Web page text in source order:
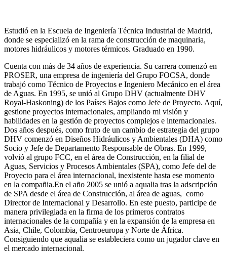
Estudió en la Escuela de Ingeniería Técnica Industrial de Madrid,
donde se especializó en la rama de construcción de maquinaria,
motores hidráulicos y motores térmicos. Graduado en 1990.
Cuenta con más de 34 años de experiencia. Su carrera comenzó en
PROSER, una empresa de ingeniería del Grupo FOCSA, donde
trabajó como Técnico de Proyectos e Ingeniero Mecánico en el área
de Aguas. En 1995, se unió al Grupo DHV (actualmente DHV
Royal-Haskoning) de los Países Bajos como Jefe de Proyecto. Aquí,
gestione proyectos internacionales, ampliando mi visión y
habilidades en la gestión de proyectos complejos e internacionales.
Dos años después, como fruto de un cambio de estrategia del grupo
DHV comenzó en Diseños Hidráulicos y Ambientales (DHA) como
Socio y Jefe de Departamento Responsable de Obras. En 1999,
volvió al grupo FCC, en el área de Construcción, en la filial de
Aguas, Servicios y Procesos Ambientales (SPA), como Jefe del de
Proyecto para el área internacional, inexistente hasta ese momento
en la compañia.En el año 2005 se unió a aqualia tras la adscripción
de SPA desde el área de Construcción, al área de aguas, como
Director de Internacional y Desarrollo. En este puesto, participe de
manera privilegiada en la firma de los primeros contratos
internacionales de la compañía y en la expansión de la empresa en
Asia, Chile, Colombia, Centroeuropa y Norte de África.
Consiguiendo que aqualia se estableciera como un jugador clave en
el mercado internacional.